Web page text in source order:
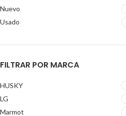
Nuevo
Usado
FILTRAR POR MARCA
HUSKY
LG
Marmot